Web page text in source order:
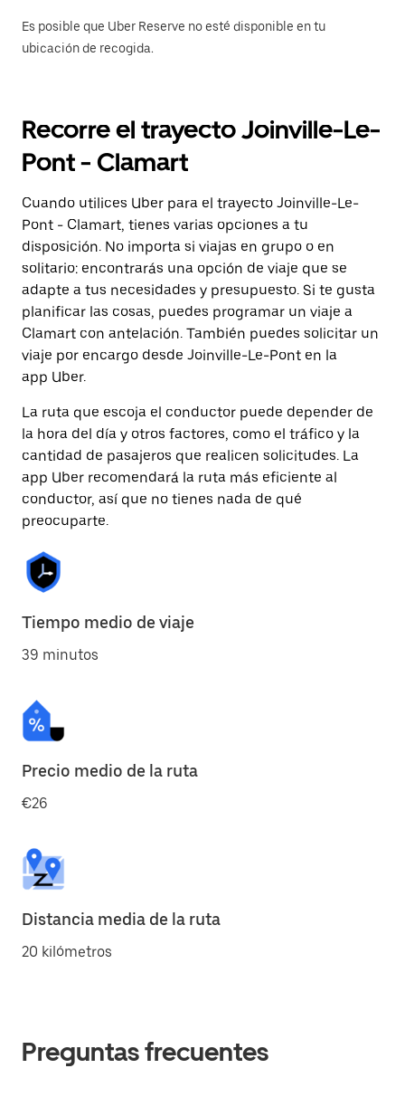
Es posible que Uber Reserve no esté disponible en tu
ubicación de recogida.
Recorre el trayecto Joinville-Le-
Pont - Clamart
Cuando utilices Uber para el trayecto Joinville-Le-
Pont - Clamart, tienes varias opciones a tu
disposición. No importa si viajas en grupo o en
solitario: encontrarás una opción de viaje que se
adapte a tus necesidades y presupuesto. Si te gusta
planificar las cosas, puedes programar un viaje a
Clamart con antelación. También puedes solicitar un
viaje por encargo desde Joinville-Le-Pont en la
app Uber.
La ruta que escoja el conductor puede depender de
la hora del día y otros factores, como el tráfico y la
cantidad de pasajeros que realicen solicitudes. La
app Uber recomendará la ruta más eficiente al
conductor, así que no tienes nada de qué
preocuparte.
Tiempo medio de viaje
39 minutos
Precio medio de la ruta
€26
Distancia media de la ruta
20 kilómetros
Preguntas frecuentes